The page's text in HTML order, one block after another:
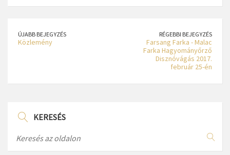
ÚJABB BEJEGYZÉS
Közlemény
RÉGEBBI BEJEGYZÉS
Farsang Farka - Malac
Farka Hagyományőrző
Disznóvágás 2017.
február 25-én
KERESÉS